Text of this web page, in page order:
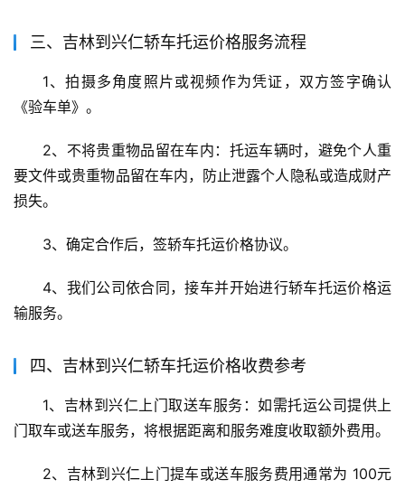
三、吉林到兴仁轿车托运价格服务流程
1、拍摄多角度照片或视频作为凭证，双方签字确认
《验车单》。
2、不将贵重物品留在车内：托运车辆时，避免个人重
要文件或贵重物品留在车内，防止泄露个人隐私或造成财产
损失。
3、确定合作后，签轿车托运价格协议。
4、我们公司依合同，接车并开始进行轿车托运价格运
输服务。
四、吉林到兴仁轿车托运价格收费参考
1、吉林到兴仁上门取送车服务：如需托运公司提供上
门取车或送车服务，将根据距离和服务难度收取额外费用。
2、吉林到兴仁上门提车或送车服务费用通常为 100元